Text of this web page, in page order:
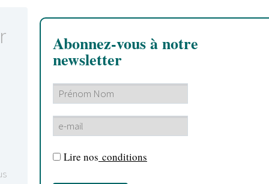
Abonnez-vous à notre
newsletter
Lire nos conditions